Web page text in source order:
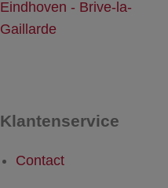
Eindhoven - Brive-la-
Gaillarde
Klantenservice
Contact